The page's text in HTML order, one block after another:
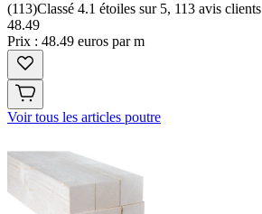
(113)Classé 4.1 étoiles sur 5, 113 avis clients
48.49
Prix : 48.49 euros par m
Voir tous les articles poutre